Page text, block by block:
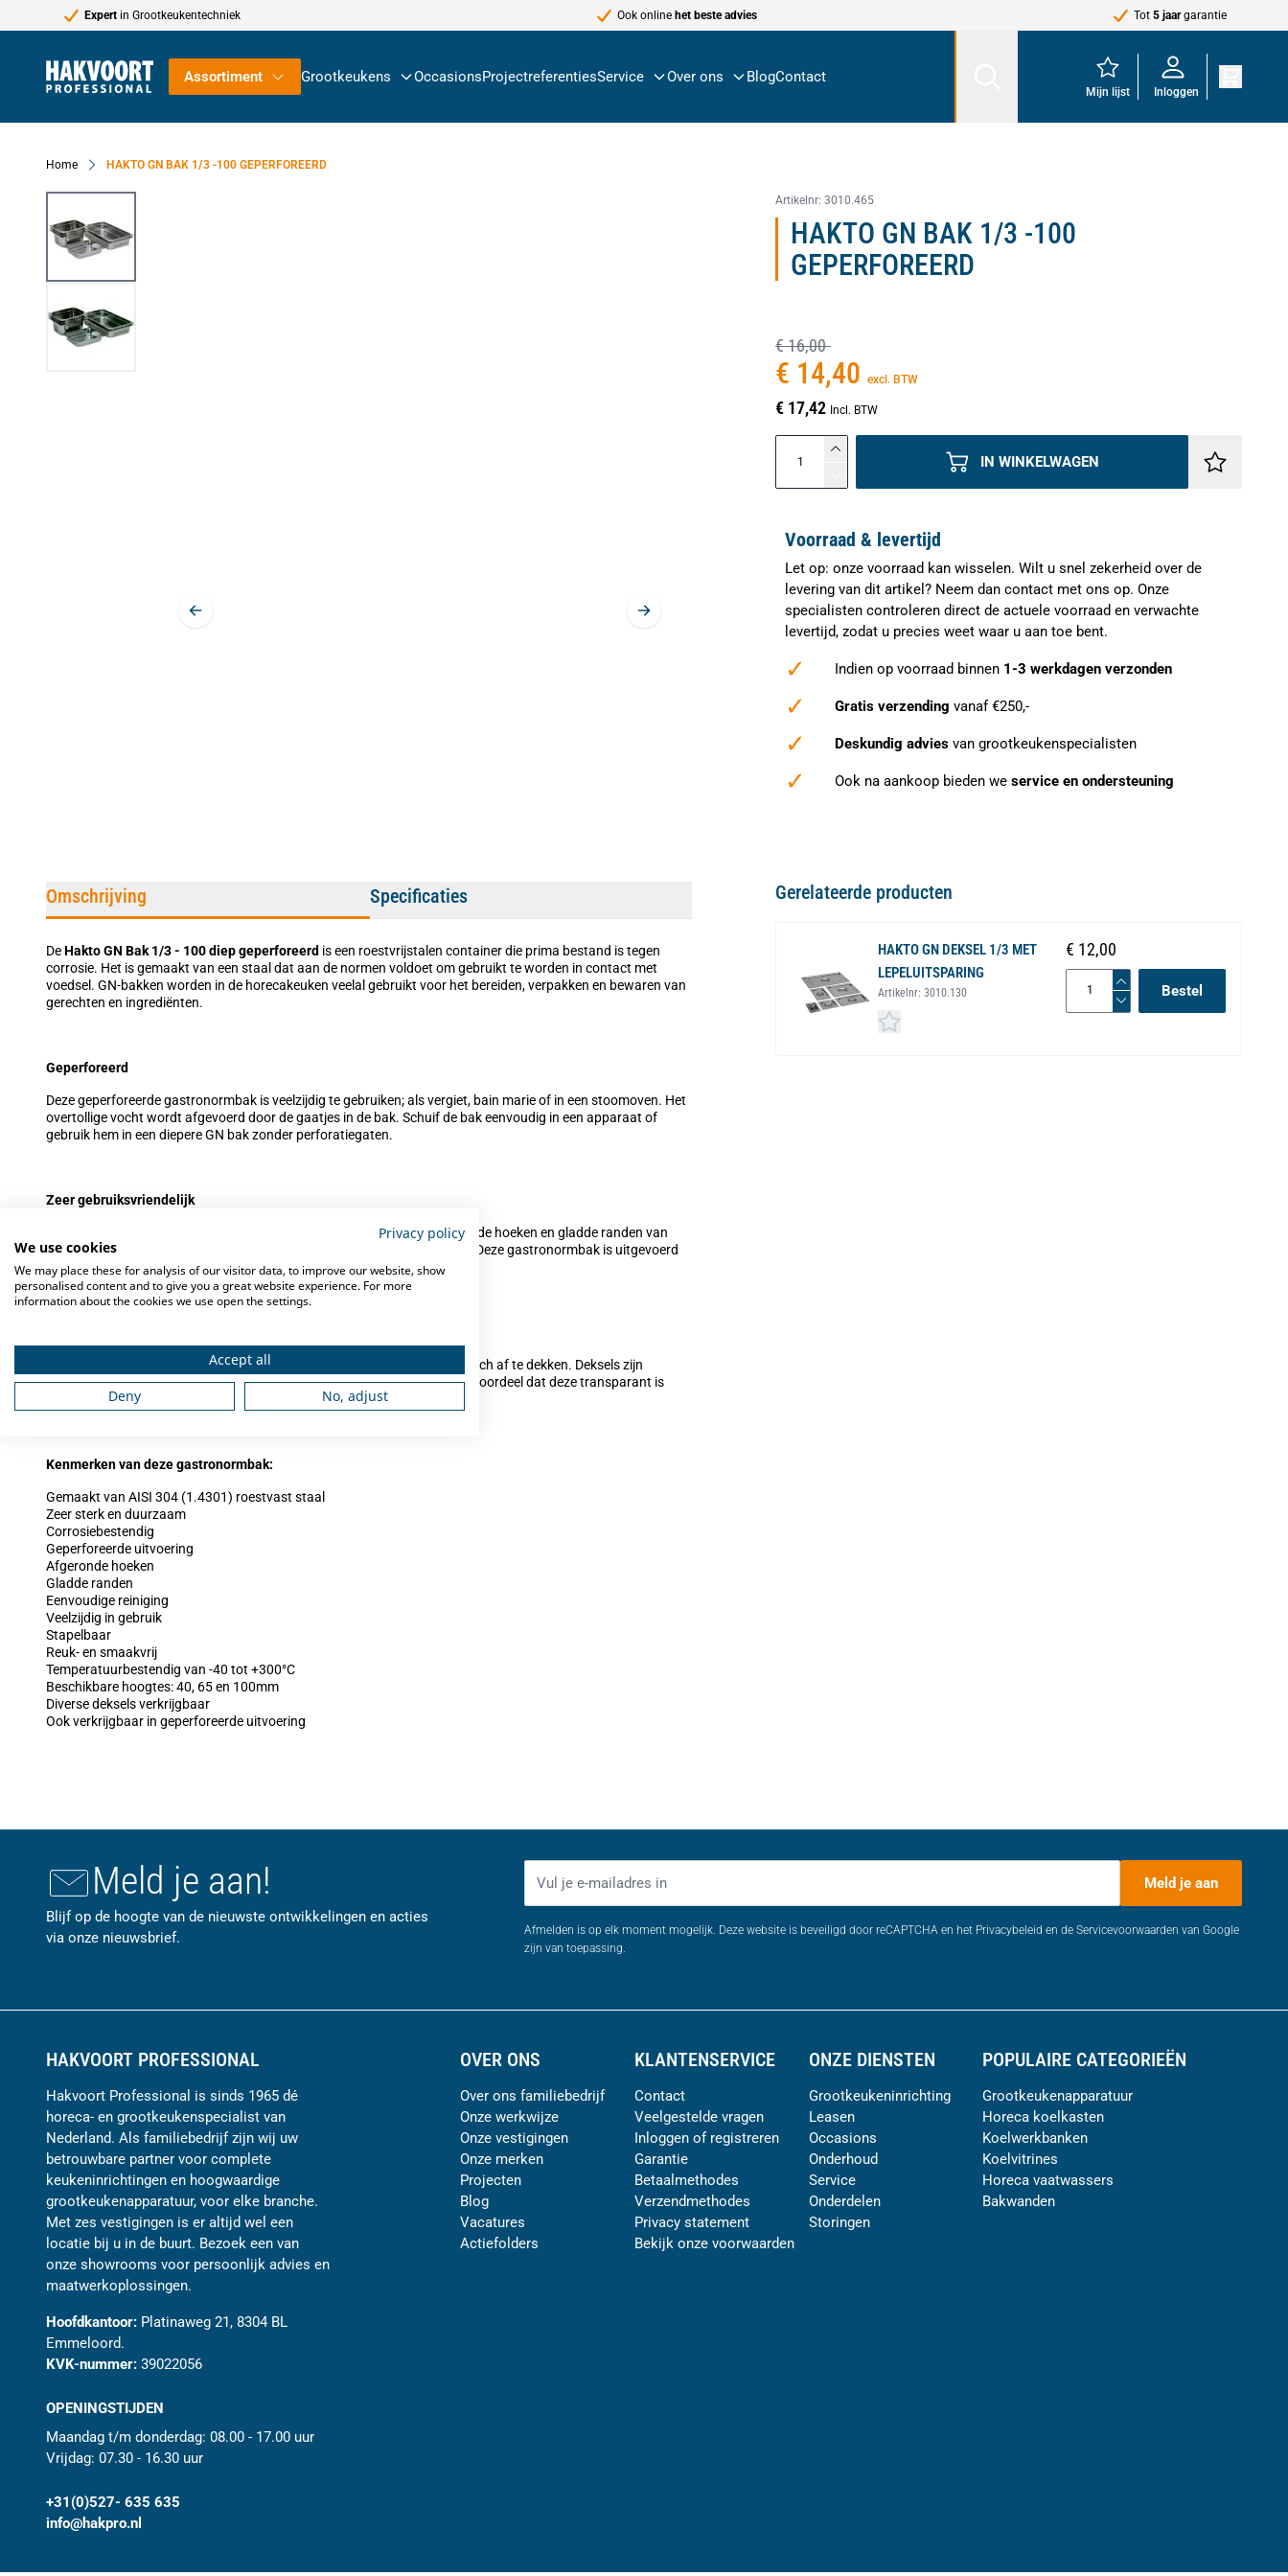
Expert in Grootkeukentechniek Ook online het beste advies Tot 5 jaargarantie
Assortiment Grootkeukens OccasionsProjectreferentiesService Over ons BlogContact
Mijn lijst Inloggen
Home HAKTO GN BAK 1/3 -100 GEPERFOREERD
Artikelnr: 3010.465
HAKTO GN BAK 1/3 -100
GEPERFOREERD
€ 16,00
€ 14,40 excl. BTW
€ 17,42 Incl. BTW
IN WINKELWAGEN
Voorraad & levertijd
Let op: onze voorraad kan wisselen. Wilt u snel zekerheid over de
levering van dit artikel? Neem dan contact met ons op. Onze
specialisten controleren direct de actuele voorraad en verwachte
levertijd, zodat u precies weet waar u aan toe bent.
✓ Indien op voorraad binnen 1-3 werkdagen verzonden
✓ Gratis verzending vanaf €250,-
✓ Deskundig advies van grootkeukenspecialisten
✓ Ook na aankoop bieden weservice en ondersteuning
Omschrijving Specificaties
DeHakto GN Bak 1/3 - 100 diep geperforeerd is een roestvrijstalen container die prima bestand is tegen
corrosie. Het is gemaakt van een staal dat aan de normen voldoet om gebruikt te worden in contact met
voedsel. GN-bakken worden in de horecakeuken veelal gebruikt voor het bereiden, verpakken en bewaren van
gerechten en ingrediënten.
Geperforeerd
Deze geperforeerde gastronormbak is veelzijdig te gebruiken; als vergiet, bain marie of in een stoomoven. Het
overtollige vocht wordt afgevoerd door de gaatjes in de bak. Schuif de bak eenvoudig in een apparaat of
gebruik hem in een diepere GN bak zonder perforatiegaten.
Zeer gebruiksvriendelijk
De bak is met zorgvuldige aandacht ontworpen en afgewerkt. De afgeronde hoeken en gladde randen van
deze hoogwaardige container maken het reinigen van de bak eenvoudig. Deze gastronormbak is uitgevoerd
in roestvast staal 18/8.
Maak uw gastronormbak compleet met een deksel om de inhoud hygiënisch af te dekken. Deksels zijn
verkrijgbaar in rvs of polycarbonaat. Een polycarbonaat deksel heeft als voordeel dat deze transparant is
waardoor u de inhoud in de bak kunt zien.
Kenmerken van deze gastronormbak:
Gemaakt van AISI 304 (1.4301) roestvast staal
Zeer sterk en duurzaam
Corrosiebestendig
Geperforeerde uitvoering
Afgeronde hoeken
Gladde randen
Eenvoudige reiniging
Veelzijdig in gebruik
Stapelbaar
Reuk- en smaakvrij
Temperatuurbestendig van -40 tot +300°C
Beschikbare hoogtes: 40, 65 en 100mm
Diverse deksels verkrijgbaar
Ook verkrijgbaar in geperforeerde uitvoering
Gerelateerde producten
HAKTO GN DEKSEL 1/3 MET
LEPELUITSPARING
Artikelnr: 3010.130
€ 12,00
Bestel
Meld je aan!
Blijf op de hoogte van de nieuwste ontwikkelingen en acties
via onze nieuwsbrief.
Meld je aan
Afmelden is op elk moment mogelijk. Deze website is beveiligd door reCAPTCHA en het Privacybeleid en de Servicevoorwaarden van Google
zijn van toepassing.
HAKVOORT PROFESSIONAL
Hakvoort Professional is sinds 1965 dé
horeca- en grootkeukenspecialist van
Nederland. Als familiebedrijf zijn wij uw
betrouwbare partner voor complete
keukeninrichtingen en hoogwaardige
grootkeukenapparatuur, voor elke branche.
Met zes vestigingen is er altijd wel een
locatie bij u in de buurt. Bezoek een van
onze showrooms voor persoonlijk advies en
maatwerkoplossingen.
Hoofdkantoor: Platinaweg 21, 8304 BL
Emmeloord.
KVK-nummer: 39022056
OPENINGSTIJDEN
Maandag t/m donderdag: 08.00 - 17.00 uur
Vrijdag: 07.30 - 16.30 uur
+31(0)527- 635 635
info@hakpro.nl
OVER ONS
Over ons familiebedrijf
Onze werkwijze
Onze vestigingen
Onze merken
Projecten
Blog
Vacatures
Actiefolders
KLANTENSERVICE
Contact
Veelgestelde vragen
Inloggen of registreren
Garantie
Betaalmethodes
Verzendmethodes
Privacy statement
Bekijk onze voorwaarden
ONZE DIENSTEN
Grootkeukeninrichting
Leasen
Occasions
Onderhoud
Service
Onderdelen
Storingen
POPULAIRE CATEGORIEËN
Grootkeukenapparatuur
Horeca koelkasten
Koelwerkbanken
Koelvitrines
Horeca vaatwassers
Bakwanden
Privacy policy
We use cookies
We may place these for analysis of our visitor data, to improve our website, show
personalised content and to give you a great website experience. For more
information about the cookies we use open the settings.
Accept all
Deny
No, adjust